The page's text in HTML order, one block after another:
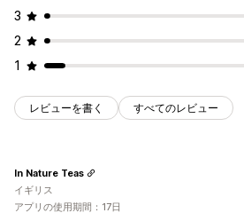
3
2
1
レビューを書く すべてのレビュー
In Nature Teas
イギリス
アプリの使用期間：17日